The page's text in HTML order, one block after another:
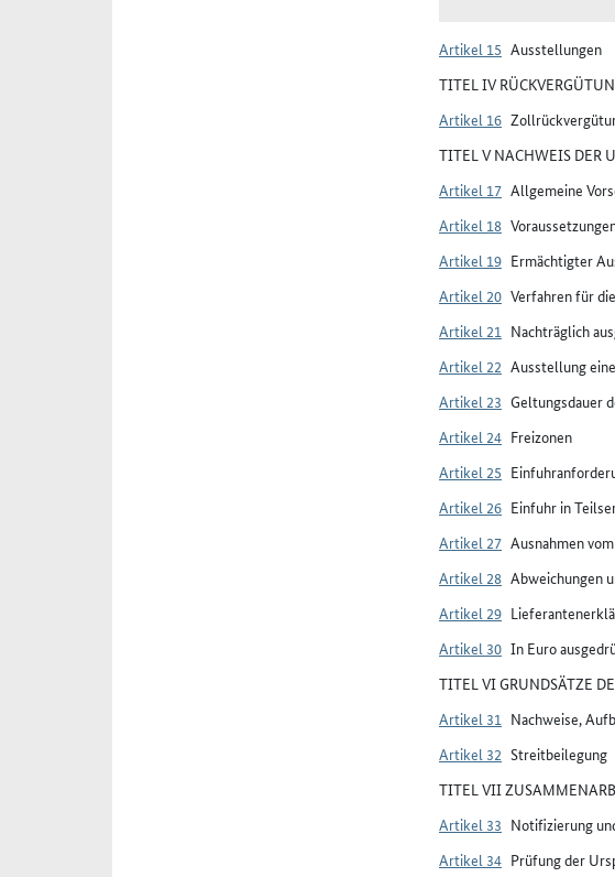
Artikel 15 Ausstellungen
TITEL IV
Artikel 16
TITEL V NACHWEIS DER
Artikel 17 Allgemeine
Artikel 18
Artikel 19 Ermächtigter
Artikel 20 Verfahren für
Artikel 21 Nachträglich
Artikel 22 Ausstellung
Artikel 23 Geltungsdauer
Artikel 24 Freizonen
Artikel 25
Artikel 26 Einfuhr in
Artikel 27 Ausnahmen
Artikel 28 Abweichungen
Artikel 29
Artikel 30 In Euro
TITEL VI GRUNDSÄTZE
Artikel 31 Nachweise,
Artikel 32 Streitbeilegung
TITEL VII
Artikel 33 Notifizierung
Artikel 34 Prüfung der